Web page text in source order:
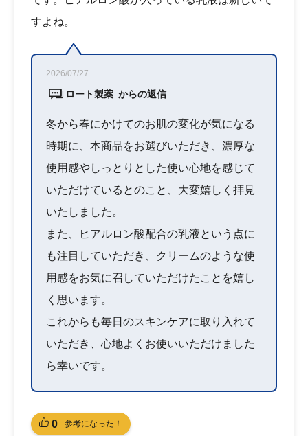
すよね。
ロート製薬 からの返信
2026/07/27
冬から春にかけてのお肌の変化が気になる
時期に、本商品をお選びいただき、濃厚な
使用感やしっとりとした使い心地を感じて
いただけているとのこと、大変嬉しく拝見
いたしました。
また、ヒアルロン酸配合の乳液という点に
も注目していただき、クリームのような使
用感をお気に召していただけたことを嬉し
く思います。
これからも毎日のスキンケアに取り入れて
いただき、心地よくお使いいただけました
ら幸いです。
0 参考になった！